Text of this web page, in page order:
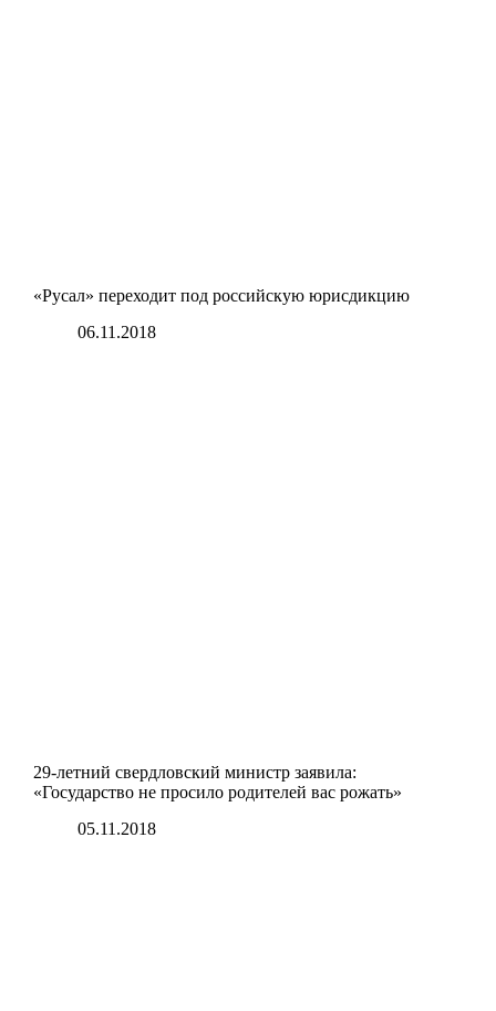
«Русал» переходит под российскую юрисдикцию
06.11.2018
29-летний свердловский министр заявила:
«Государство не просило родителей вас рожать»
05.11.2018